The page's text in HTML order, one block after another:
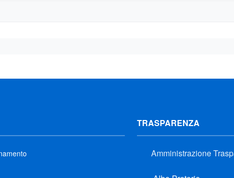
TRASPARENZA
Amministrazione